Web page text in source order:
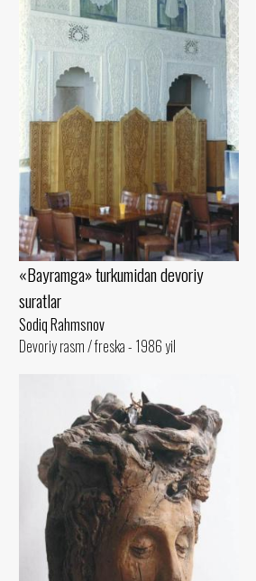
«Bayramga» turkumidan devoriy
suratlar
Sodiq Rahmsnov
Devoriy rasm / freska - 1986 yil